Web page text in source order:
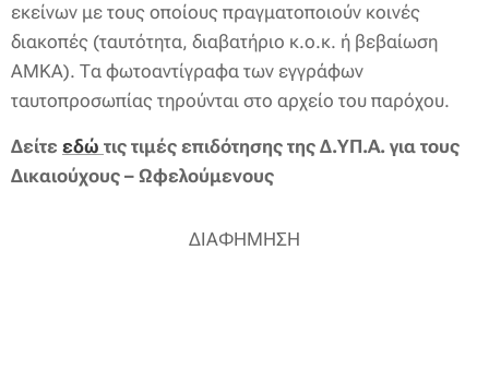
εκείνων με τους οποίους πραγματοποιούν κοινές
διακοπές (ταυτότητα, διαβατήριο κ.ο.κ. ή βεβαίωση
ΑΜΚΑ). Τα φωτοαντίγραφα των εγγράφων
ταυτοπροσωπίας τηρούνται στο αρχείο του παρόχου.
Δείτε εδώ τις τιμές επιδότησης της Δ.ΥΠ.Α. για τους
Δικαιούχους – Ωφελούμενους
ΔΙΑΦΗΜΗΣΗ